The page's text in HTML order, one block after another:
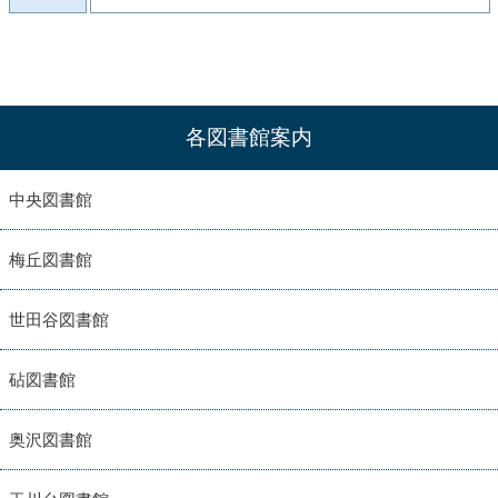
各図書館案内
中央図書館
梅丘図書館
世田谷図書館
砧図書館
奥沢図書館